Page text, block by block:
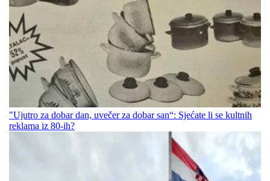
"Ujutro za dobar dan, uvečer za dobar san“: Sjećate li se kultnih
reklama iz 80-ih?